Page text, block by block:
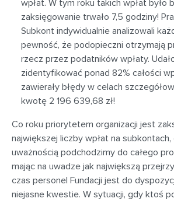
wpłat. W tym roku takich wpłat było
zaksięgowanie trwało 7,5 godziny!
Subkont indywidualnie analizowali
pewność, że podopieczni otrzymają
rzecz przez podatników wpłaty.
zidentyfikować ponad 82% całości
zawierały błędy w celach
kwotę 2 196 639,68 zł!
Co roku priorytetem organizacji jest
największej liczby wpłat na
uważnością podchodzimy do całego
mając na uwadze jak największą
czas personel Fundacji jest do
niejasne kwestie. W sytuacji, gdy ktoś